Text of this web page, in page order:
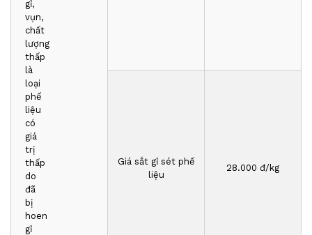
gỉ,
vụn,
chất
lượng
thấp
là
loại
phế
liệu
có
giá
trị
thấp
do
đã
bị
hoen
gỉ
Giá sắt gỉ sét phế
liệu
28.000 đ/kg